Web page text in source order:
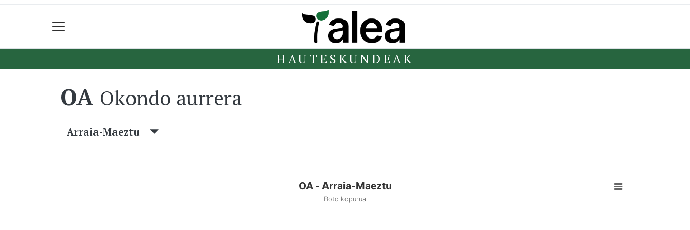
HAUTESKUNDEAK
OA Okondo aurrera
Arraia-Maeztu
OA - Arraia-Maeztu
Boto kopurua